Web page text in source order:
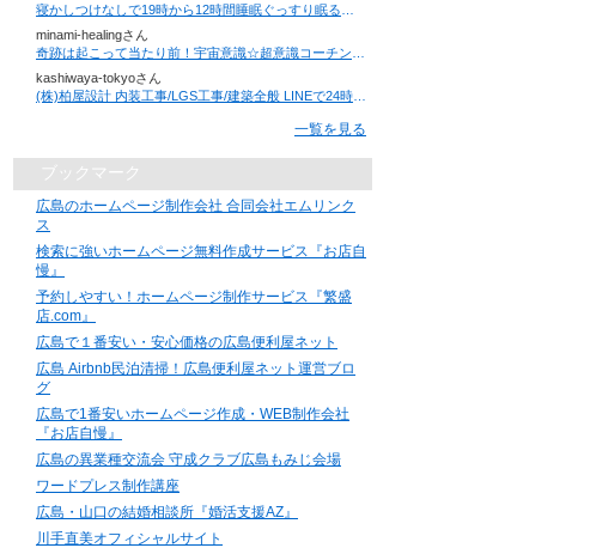
minami-healingさん
kashiwaya-tokyoさん
一覧を見る
ブックマーク
広島のホームページ制作会社 合同会社エムリンク
ス
検索に強いホームページ無料作成サービス『お店自
慢』
予約しやすい！ホームページ制作サービス『繁盛
店.com』
広島で１番安い・安心価格の広島便利屋ネット
広島 Airbnb民泊清掃！広島便利屋ネット運営ブロ
グ
広島で1番安いホームページ作成・WEB制作会社
『お店自慢』
広島の異業種交流会 守成クラブ広島もみじ会場
ワードプレス制作講座
広島・山口の結婚相談所『婚活支援AZ』
川手直美オフィシャルサイト